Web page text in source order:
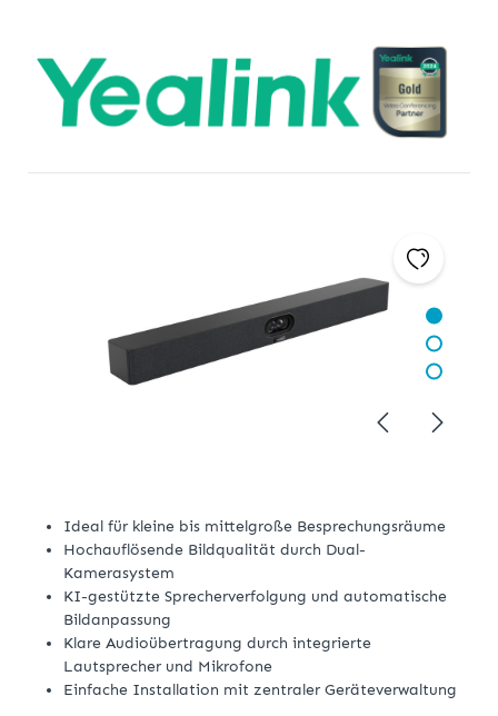
Ideal für kleine bis mittelgroße Besprechungsräume
Hochauflösende Bildqualität durch Dual-
Kamerasystem
KI-gestützte Sprecherverfolgung und automatische
Bildanpassung
Klare Audioübertragung durch integrierte
Lautsprecher und Mikrofone
Einfache Installation mit zentraler Geräteverwaltung